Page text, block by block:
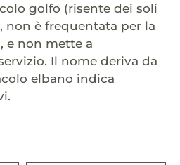
golfo (risente dei soli
è frequentata per la
e non mette a
Il nome deriva da
elbano indica